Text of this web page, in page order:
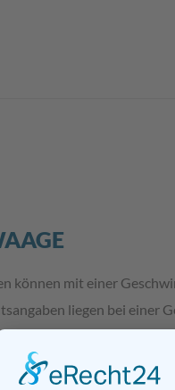
können mit einer
liegen bei einer
an eine angeschlossene